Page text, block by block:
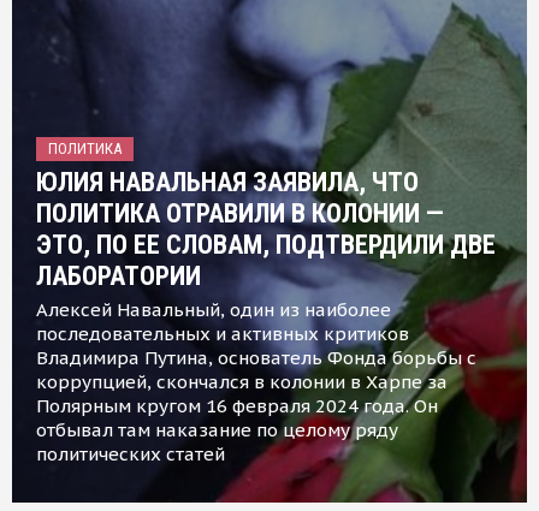
ПОЛИТИКА
ЮЛИЯ НАВАЛЬНАЯ ЗАЯВИЛА, ЧТО
ПОЛИТИКА ОТРАВИЛИ В КОЛОНИИ —
ЭТО, ПО ЕЕ СЛОВАМ, ПОДТВЕРДИЛИ ДВЕ
ЛАБОРАТОРИИ
Алексей Навальный, один из наиболее
последовательных и активных критиков
Владимира Путина, основатель Фонда борьбы с
коррупцией, скончался в колонии в Харпе за
Полярным кругом 16 февраля 2024 года. Он
отбывал там наказание по целому ряду
политических статей